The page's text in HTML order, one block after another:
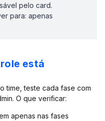
pelo card.
para: apenas
está
time, teste cada fase com
O que verificar:
apenas nas fases